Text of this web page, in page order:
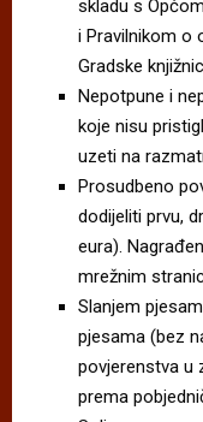
skladu s
i Pravilnikom o
Gradske
Nepotpune i
koje nisu
uzeti na
Prosudbeno
dodijeliti prvu,
eura).
mrežnim
Slanjem
pjesama (bez
povjerenstva u
prema